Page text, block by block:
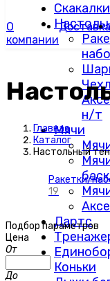
Скакалки
н/т
Мячи
Дартс
Коньки
О
компании
Доставка
Главная
Каталог
Настольный
Ракетки/
19
Подбор параметров
Цена
От
До